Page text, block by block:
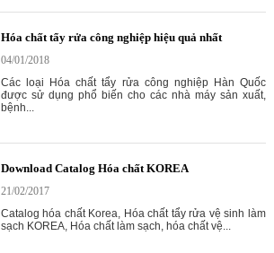
Hóa chất tẩy rửa công nghiệp hiệu quả nhất
04/01/2018
Các loại Hóa chất tẩy rửa công nghiệp Hàn Quốc
được sử dụng phổ biến cho các nhà máy sản xuất,
bệnh...
Download Catalog Hóa chất KOREA
21/02/2017
Catalog hóa chất Korea, Hóa chất tẩy rửa vệ sinh làm
sạch KOREA, Hóa chất làm sạch, hóa chất vệ...